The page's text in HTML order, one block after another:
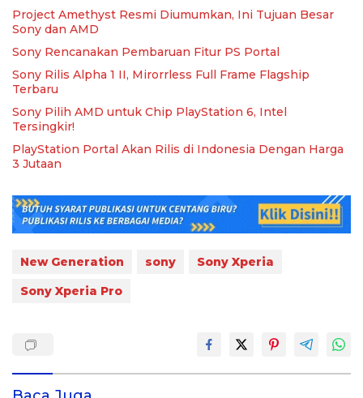
Project Amethyst Resmi Diumumkan, Ini Tujuan Besar
Sony dan AMD
Sony Rencanakan Pembaruan Fitur PS Portal
Sony Rilis Alpha 1 II, Mirorrless Full Frame Flagship
Terbaru
Sony Pilih AMD untuk Chip PlayStation 6, Intel
Tersingkir!
PlayStation Portal Akan Rilis di Indonesia Dengan Harga
3 Jutaan
New Generation sony
Sony Xperia
Sony Xperia Pro